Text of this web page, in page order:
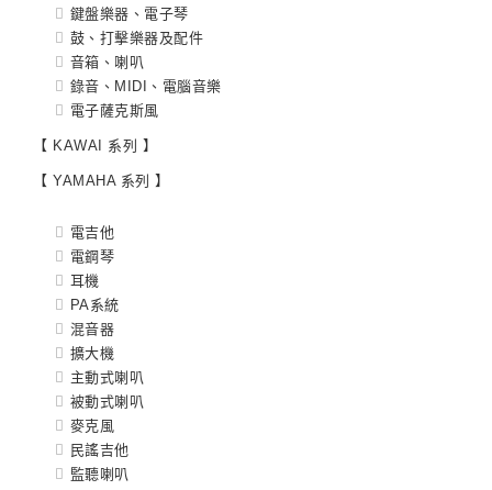
鍵盤樂器、電子琴
鼓、打擊樂器及配件
音箱、喇叭
錄音、MIDI、電腦音樂
電子薩克斯風
【 KAWAI 系列 】
【 YAMAHA 系列 】
電吉他
電鋼琴
耳機
PA系統
混音器
擴大機
主動式喇叭
被動式喇叭
麥克風
民謠吉他
監聽喇叭